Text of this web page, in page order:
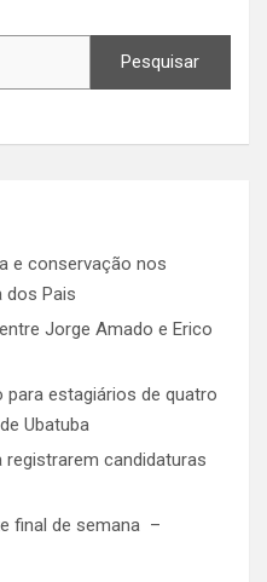
Pesquisar
e conservação nos
dos Pais
Jorge Amado e Erico
estagiários de quatro
Ubatuba
candidaturas
final de semana –